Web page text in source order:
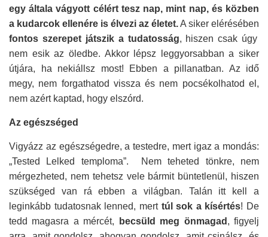
egy általa vágyott célért tesz nap, mint nap, és közben
a kudarcok ellenére is élvezi az életet.A siker elérésében
fontos szerepet játszik a tudatosság, hiszen csak úgy
nem esik az öledbe. Akkor lépsz leggyorsabban a siker
útjára, ha nekiállsz most! Ebben a pillanatban. Az idő
megy, nem forgathatod vissza és nem pocsékolhatod el,
nem azért kaptad, hogy elszórd.
Az egészséged
Vigyázz az egészségedre, a testedre, mert igaz a mondás:
„Tested Lelked temploma”. Nem teheted tönkre, nem
mérgezheted, nem tehetsz vele bármit büntetlenül, hiszen
szükséged van rá ebben a világban. Talán itt kell a
leginkább tudatosnak lenned, mert túl sok a kísértés! De
tedd magasra a mércét,
becsüld meg önmagad , figyelj